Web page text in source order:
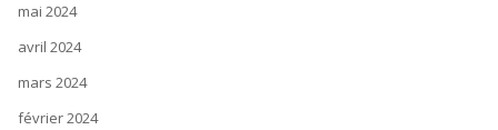
mai 2024
avril 2024
mars 2024
février 2024